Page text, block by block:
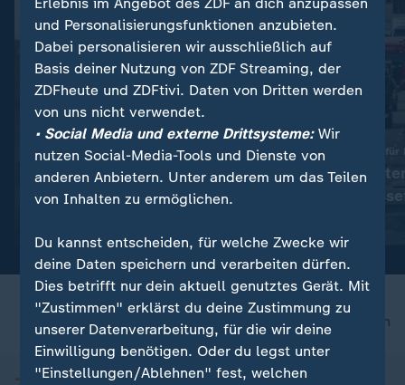
Verteidigung gegen Russland :
"Selenskyj setzt vor allen
Dingen auf die USA"
Sonntagsfahrverbot für
verteidigt
nach oben
und Personalisierungsfunktionen anzubieten.
Dabei personalisieren wir ausschließlich auf
Basis deiner Nutzung von ZDF Streaming, der
ZDFheute und ZDFtivi. Daten von Dritten werden
von uns nicht verwendet.
• Social Media und externe Drittsysteme:Wir
nutzen Social-Media-Tools und Dienste von
anderen Anbietern. Unter anderem um das Teilen
von Inhalten zu ermöglichen.
Du kannst entscheiden, für welche Zwecke wir
deine Daten speichern und verarbeiten dürfen.
Dies betrifft nur dein aktuell genutztes Gerät. Mit
"Zustimmen" erklärst du deine Zustimmung zu
unserer Datenverarbeitung, für die wir deine
Einwilligung benötigen. Oder du legst unter
"Einstellungen/Ablehnen" fest, welchen